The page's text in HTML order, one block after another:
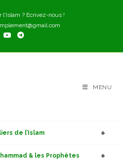
l'Islam ? Ecrivez-nous !
MENU
de l’Islam
& les Prophètes